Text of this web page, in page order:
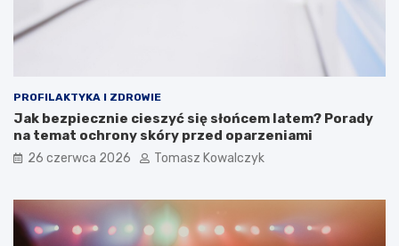
PROFILAKTYKA I ZDROWIE
Jak bezpiecznie cieszyć się słońcem latem? Porady
na temat ochrony skóry przed oparzeniami
26 czerwca 2026 Tomasz Kowalczyk